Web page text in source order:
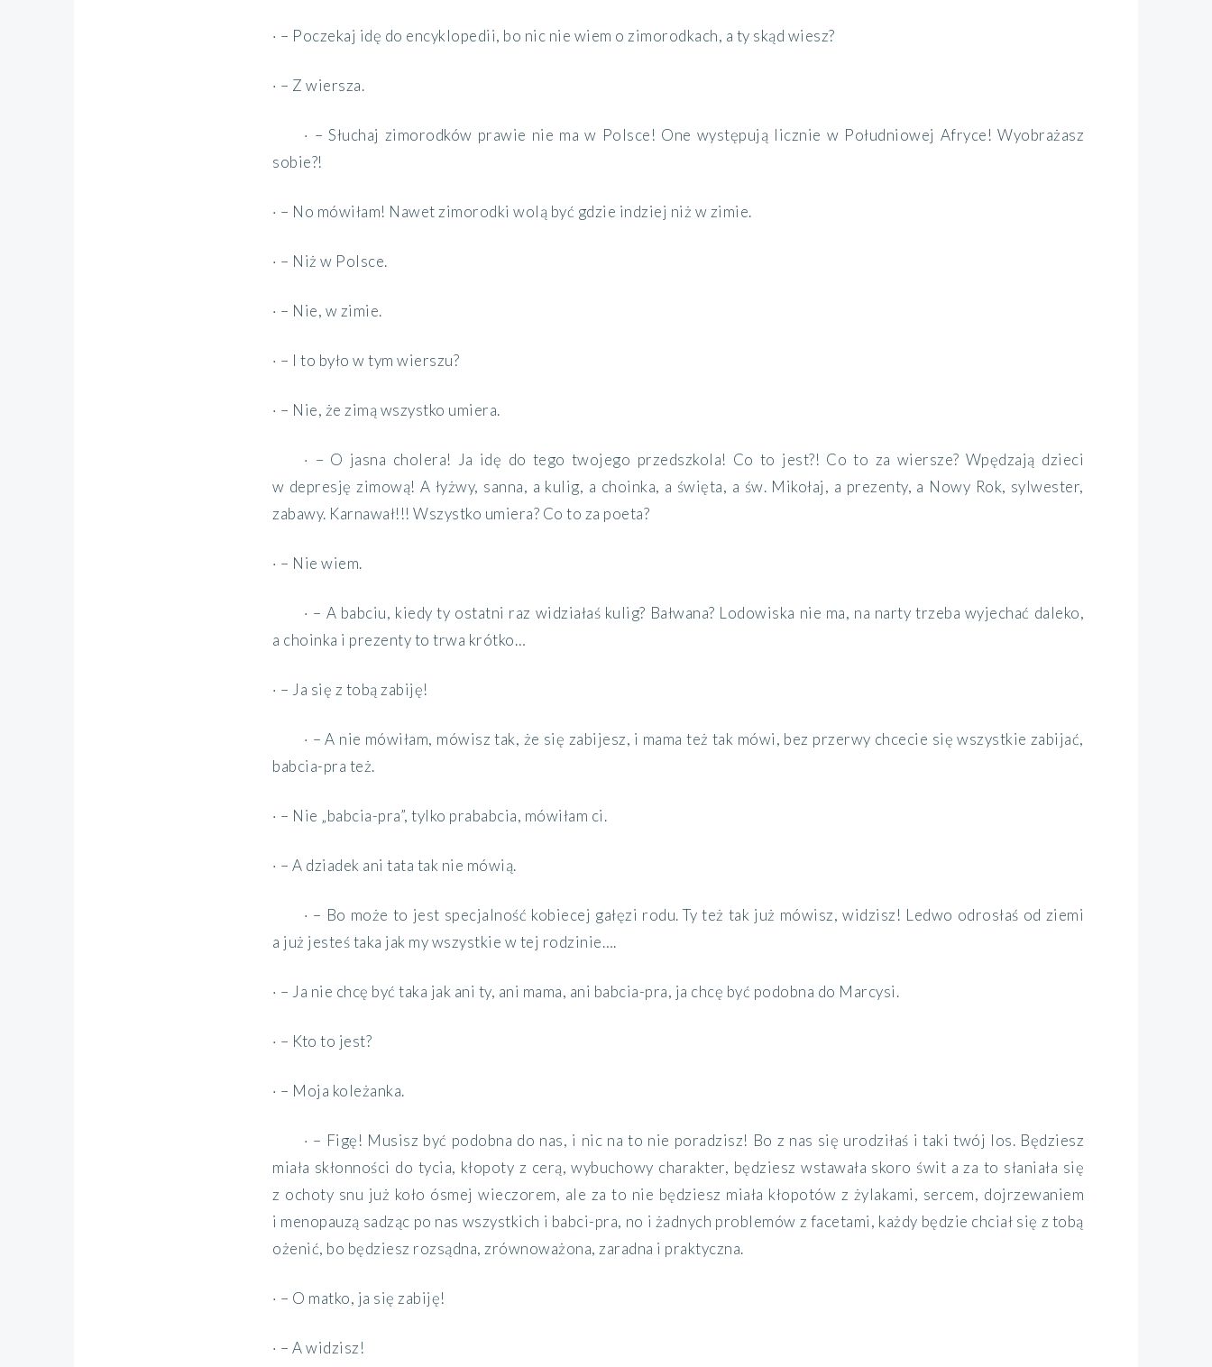
· – Poczekaj idę do encyklopedii, bo nic nie wiem o zimorodkach, a ty skąd wiesz?
· – Z wiersza.
· – Słuchaj zimorodków prawie nie ma w Polsce! One występują licznie w Południowej Afryce! Wyobrażasz
sobie?!
· – No mówiłam! Nawet zimorodki wolą być gdzie indziej niż w zimie.
· – Niż w Polsce.
· – Nie, w zimie.
· – I to było w tym wierszu?
· – Nie, że zimą wszystko umiera.
· – O jasna cholera! Ja idę do tego twojego przedszkola! Co to jest?! Co to za wiersze? Wpędzają dzieci
w depresję zimową! A łyżwy, sanna, a kulig, a choinka, a święta, a św. Mikołaj, a prezenty, a Nowy Rok, sylwester,
zabawy. Karnawał!!! Wszystko umiera? Co to za poeta?
· – Nie wiem.
· – A babciu, kiedy ty ostatni raz widziałaś kulig? Bałwana? Lodowiska nie ma, na narty trzeba wyjechać daleko,
a choinka i prezenty to trwa krótko…
· – Ja się z tobą zabiję!
· – A nie mówiłam, mówisz tak, że się zabijesz, i mama też tak mówi, bez przerwy chcecie się wszystkie zabijać,
babcia-pra też.
· – Nie „babcia-pra”, tylko prababcia, mówiłam ci.
· – A dziadek ani tata tak nie mówią.
· – Bo może to jest specjalność kobiecej gałęzi rodu. Ty też tak już mówisz, widzisz! Ledwo odrosłaś od ziemi
a już jesteś taka jak my wszystkie w tej rodzinie….
· – Ja nie chcę być taka jak ani ty, ani mama, ani babcia-pra, ja chcę być podobna do Marcysi.
· – Kto to jest?
· – Moja koleżanka.
· – Figę! Musisz być podobna do nas, i nic na to nie poradzisz! Bo z nas się urodziłaś i taki twój los. Będziesz
miała skłonności do tycia, kłopoty z cerą, wybuchowy charakter, będziesz wstawała skoro świt a za to słaniała się
z ochoty snu już koło ósmej wieczorem, ale za to nie będziesz miała kłopotów z żylakami, sercem, dojrzewaniem
i menopauzą sadząc po nas wszystkich i babci-pra, no i żadnych problemów z facetami, każdy będzie chciał się z tobą
ożenić, bo będziesz rozsądna, zrównoważona, zaradna i praktyczna.
· – O matko, ja się zabiję!
· – A widzisz!